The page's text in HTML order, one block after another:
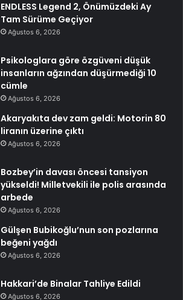
ENDLESS Legend 2, Önümüzdeki Ay
Tam Sürüme Geçiyor
Ağustos 6, 2026
Psikologlara göre özgüveni düşük
insanların ağzından düşürmediği 10
cümle
Ağustos 6, 2026
Akaryakıta dev zam geldi: Motorin 80
liranın üzerine çıktı
Ağustos 6, 2026
Bozbey’in davası öncesi tansiyon
yükseldi! Milletvekili ile polis arasında
arbede
Ağustos 6, 2026
Gülşen Bubikoğlu’nun son pozlarına
beğeni yağdı
Ağustos 6, 2026
Hakkari’de Binalar Tahliye Edildi
Ağustos 6, 2026